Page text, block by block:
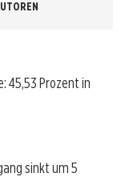
45,53 Prozent in
sinkt um 5